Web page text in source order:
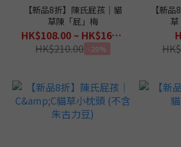
【新品8折】陳氏屁孩｜貓
草陳「屁」梅
HK$108.00 ~ HK$168.00
HK$210.00 -20%
【新
草